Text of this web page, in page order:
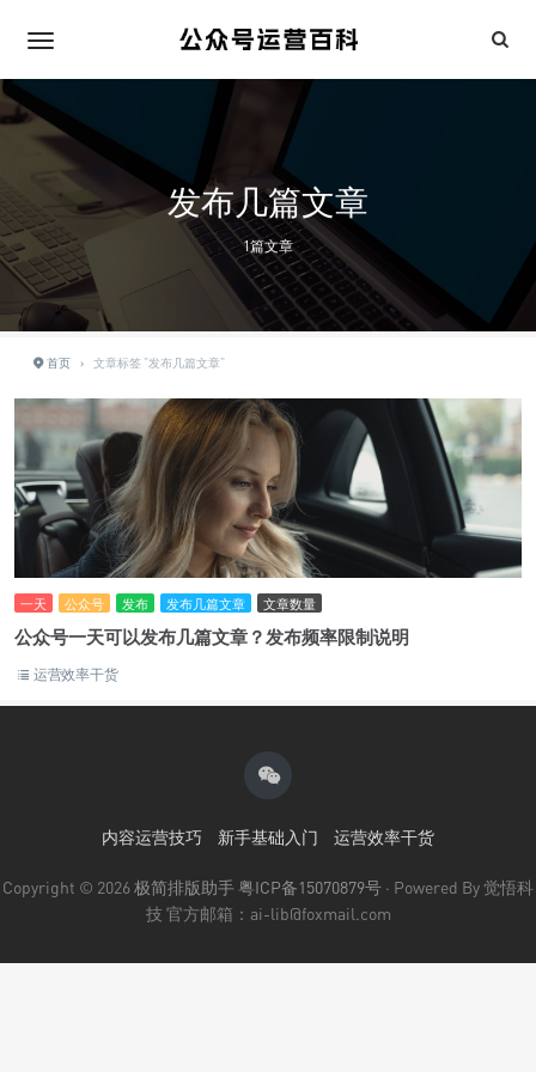
发布几篇文章
1篇文章
首页 › 文章标签 "发布几篇文章"
一天 公众号 发布 发布几篇文章 文章数量
公众号一天可以发布几篇文章？发布频率限制说明
运营效率干货
内容运营技巧 新手基础入门 运营效率干货
Copyright © 2026极简排版助手粤ICP备15070879号 · Powered By 觉悟科
技 官方邮箱：ai-lib@foxmail.com